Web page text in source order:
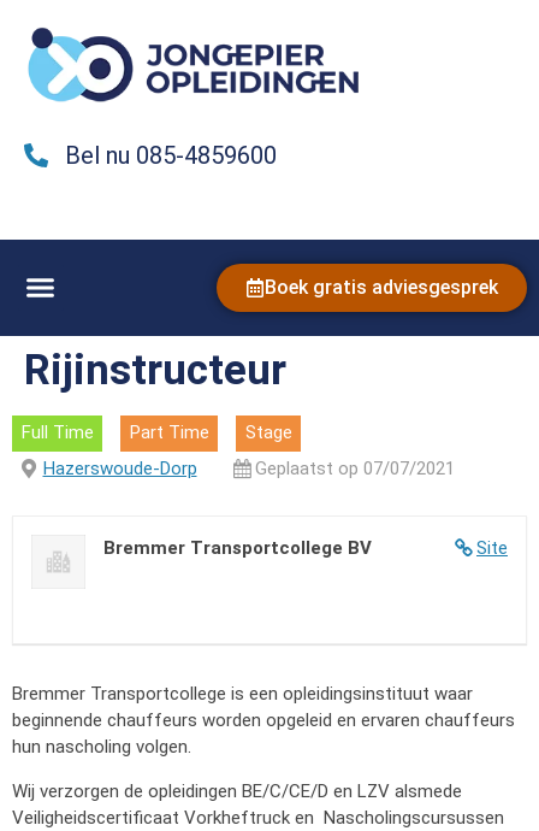
Bel nu 085-4859600
Boek gratis adviesgesprek
Rijinstructeur
Full Time Part Time
Stage
Hazerswoude-Dorp
Geplaatst op 07/07/2021
Site
Bremmer Transportcollege BV
Bremmer Transportcollege is een opleidingsinstituut waar
beginnende chauffeurs worden opgeleid en ervaren chauffeurs
hun nascholing volgen.
Wij verzorgen de opleidingen BE/C/CE/D en LZV alsmede
Veiligheidscertificaat Vorkheftruck en Nascholingscursussen